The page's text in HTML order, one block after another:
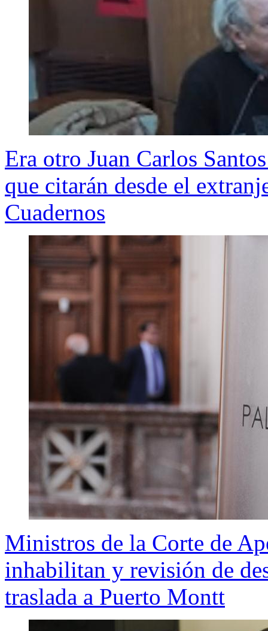
Era otro Juan Carlos
que citarán desde el
Cuadernos
Ministros de la Corte de
inhabilitan y revisión de
traslada a Puerto Montt